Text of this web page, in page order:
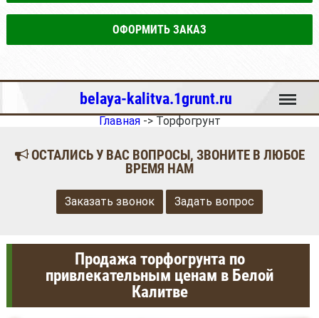
ОФОРМИТЬ ЗАКАЗ
belaya-kalitva.1grunt.ru Меню
Главная-> Торфогрунт
ОСТАЛИСЬ У ВАС ВОПРОСЫ, ЗВОНИТЕ В ЛЮБОЕ
ВРЕМЯ НАМ
Заказать звонок Задать вопрос
Продажа торфогрунта по
привлекательным ценам в Белой
Калитве